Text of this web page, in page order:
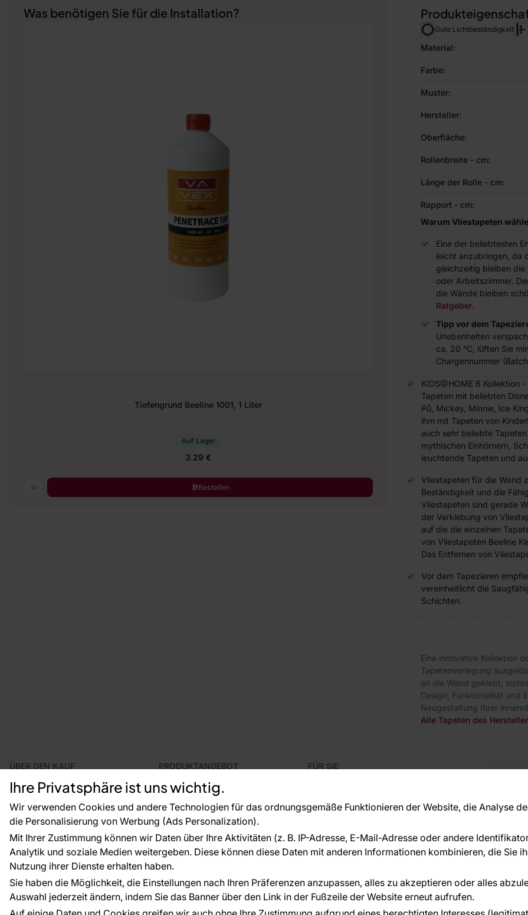
Ihre Privatsphäre ist uns wichtig.
Wir verwenden Cookies und andere Technologien für das ordnungsgemäße Funktionieren der Website, die Analyse
die Personalisierung von Werbung (Ads Personalization).
Mit Ihrer Zustimmung können wir Daten über Ihre Aktivitäten (z. B. IP-Adresse, E-Mail-Adresse oder andere
Analytik und soziale Medien weitergeben. Diese können diese Daten mit anderen Informationen kombinieren, die Sie
Nutzung ihrer Dienste erhalten haben.
Sie haben die Möglichkeit, die Einstellungen nach Ihren Präferenzen anzupassen, alles zu akzeptieren oder alles
Auswahl jederzeit ändern, indem Sie das Banner über den Link in der Fußzeile der Website erneut aufrufen.
Gute Lichtbeständigkeit
Material:
Farbe:
Muster:
Hersteller:
Oberfläche:
Rollenbreite - cm:
Länge der Rolle - cm:
Rapport - cm:
Warum Vliestapeten
Eine der beliebtesten
leicht anzubringen, da
gleichzeitig bleiben die
oder Arbeitszimmer.
die Wände bleiben
Ratgeber.
Tipp vor dem
Unebenheiten
ca. 20 °C, lüften Sie
Chargennummer
KIDS@HOME 6 Kollektion
Tapeten mit beliebten
Pů, Mickey, Minnie, Ice
ihm mit Tapeten von
auch sehr beliebte
mythischen Einhörnern,
leuchtende Tapeten und
Vliestapeten für die Wand
Beständigkeit und die
Vliestapeten sind gerade
der Verklebung von
auf die die einzelnen
von Vliestapeten Beeline
Das Entfernen von
Vor dem Tapezieren
vereinheitlicht die
Schichten.
Eine innovative Kollektion
Tapetenverlegung
an die Wand geklebt,
Design, Funktionalität und
Neugestaltung Ihrer
Alle Tapeten des
Was benötigen Sie für die Installation?
Tiefengrund Beeline 1001, 1 Liter
Auf Lager
3.29 €
Bestellen
ÜBER DEN KAUF
Versand und Bezahlung
Vertragsrücktritt
Reklamationsverfahren
Rücksendung von Waren
CE-Zertifizierung
Großhandel
Raumvisualisierung
PRODUKTANGEBOT
Fototapeten
Leiste
Dekoration
Selbstklebende Folien
Zubehör
Tapetenmuster
FÜR SIE
EU-Projekte
Ratschläge und Tipps
ÜBER DAS UNTERNEHMEN
Zahlungsarten: Die Zahlungen werden geleistet von: